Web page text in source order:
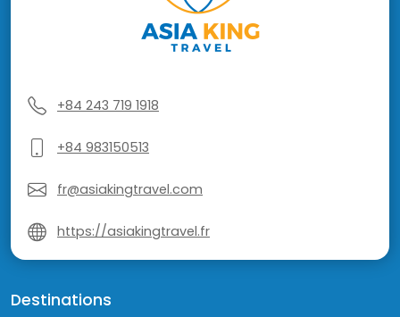
+84 243 719 1918
+84 983150513
fr@asiakingtravel.com
https://asiakingtravel.fr
Destinations